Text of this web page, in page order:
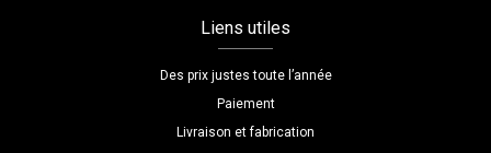
Liens utiles
Des prix justes toute l’année
Paiement
Livraison et fabrication